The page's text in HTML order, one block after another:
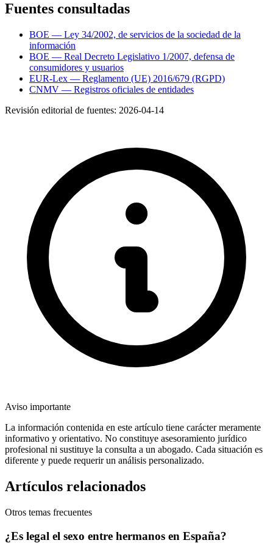
Fuentes consultadas
BOE — Ley 34/2002, de servicios de la sociedad de la
información
BOE — Real Decreto Legislativo 1/2007, defensa de
consumidores y usuarios
EUR-Lex — Reglamento (UE) 2016/679 (RGPD)
CNMV — Registros oficiales de entidades
Revisión editorial de fuentes: 2026-04-14
Aviso importante
La información contenida en este artículo tiene carácter meramente
informativo y orientativo. No constituye asesoramiento jurídico
profesional ni sustituye la consulta a un abogado. Cada situación es
diferente y puede requerir un análisis personalizado.
Artículos relacionados
Otros temas frecuentes
¿Es legal el sexo entre hermanos en España?